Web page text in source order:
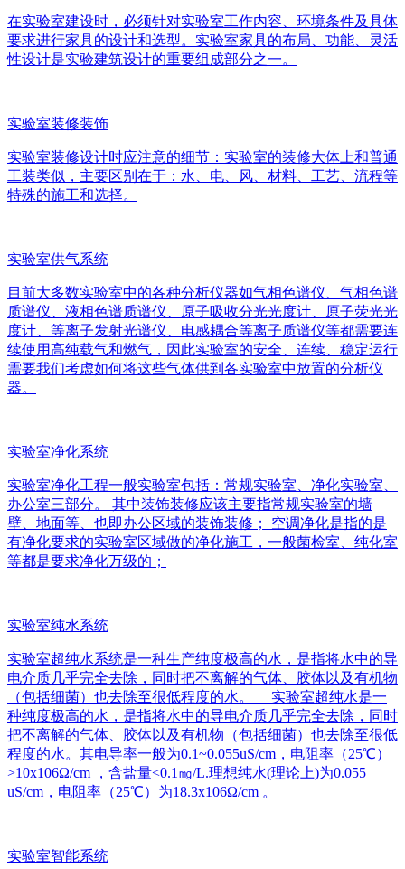
在实验室建设时，必须针对实验室工作内容、环境条件及具体
要求进行家具的设计和选型。实验室家具的布局、功能、灵活
性设计是实验建筑设计的重要组成部分之一。
实验室装修装饰
实验室装修设计时应注意的细节：实验室的装修大体上和普通
工装类似，主要区别在于：水、电、风、材料、工艺、流程等
特殊的施工和选择。
实验室供气系统
目前大多数实验室中的各种分析仪器如气相色谱仪、气相色谱
质谱仪、液相色谱质谱仪、原子吸收分光光度计、原子荧光光
度计、等离子发射光谱仪、电感耦合等离子质谱仪等都需要连
续使用高纯载气和燃气，因此实验室的安全、连续、稳定运行
需要我们考虑如何将这些气体供到各实验室中放置的分析仪
器。
实验室净化系统
实验室净化工程一般实验室包括：常规实验室、净化实验室、
办公室三部分。 其中装饰装修应该主要指常规实验室的墙
壁、地面等、也即办公区域的装饰装修； 空调净化是指的是
有净化要求的实验室区域做的净化施工，一般菌检室、纯化室
等都是要求净化万级的；
实验室纯水系统
实验室超纯水系统是一种生产纯度极高的水，是指将水中的导
电介质几乎完全去除，同时把不离解的气体、胶体以及有机物
（包括细菌）也去除至很低程度的水。 实验室超纯水是一
种纯度极高的水，是指将水中的导电介质几乎完全去除，同时
把不离解的气体、胶体以及有机物（包括细菌）也去除至很低
程度的水。其电导率一般为0.1~0.055uS/cm，电阻率（25℃）
>10x106Ω/cm ，含盐量<0.1㎎/L.理想纯水(理论上)为0.055
uS/cm，电阻率（25℃）为18.3x106Ω/cm 。
实验室智能系统